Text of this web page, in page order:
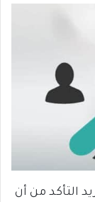
التأكد من أن